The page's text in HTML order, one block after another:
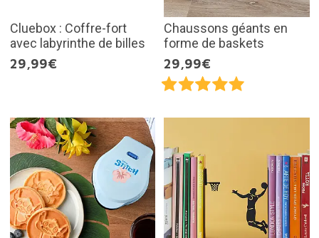
Cluebox : Coffre-fort
avec labyrinthe de billes
29,99€
Chaussons géants en
forme de baskets
29,99€